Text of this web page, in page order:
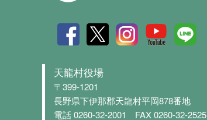
天龍村役場
〒399-1201
長野県下伊那郡天龍村平岡878番地
電話 0260-32-2001 FAX 0260-32-2525